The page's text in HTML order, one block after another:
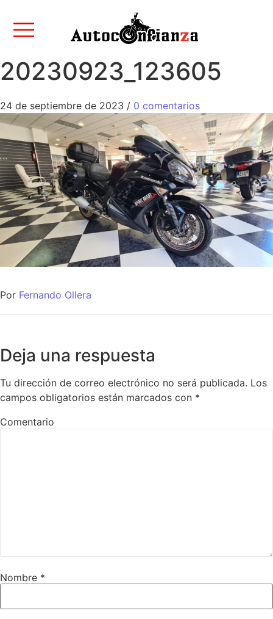
20230923_123605
24 de septiembre de 2023 / 0 comentarios
Por Fernando Ollera
Deja una respuesta
Tu dirección de correo electrónico no será publicada. Los
campos obligatorios están marcados con *
Comentario
Nombre *